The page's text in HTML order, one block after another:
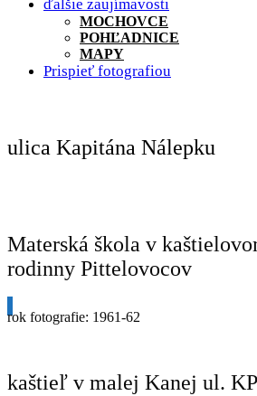
ďalšie zaujímavosti
MOCHOVCE
POHĽADNICE
MAPY
Prispieť fotografiou
ulica Kapitána Nálepku
Materská škola v
rodinny Pittelovocov
rok fotografie: 1961-62
kaštieľ v malej Kanej ul.